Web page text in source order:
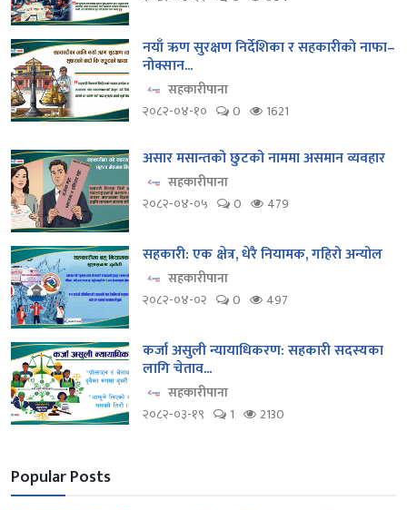
नयाँ ऋण सुरक्षण निर्देशिका र सहकारीको नाफा–
नोक्सान...
सहकारीपाना
२०८२-०४-१०
0 1621
असार मसान्तको छुटको नाममा असमान व्यवहार
सहकारीपाना
२०८२-०४-०५
0 479
सहकारी: एक क्षेत्र, धेरै नियामक, गहिरो अन्योल
सहकारीपाना
२०८२-०४-०२
0 497
कर्जा असुली न्यायाधिकरण: सहकारी सदस्यका
लागि चेताव...
सहकारीपाना
२०८२-०३-१९
1 2130
Popular Posts